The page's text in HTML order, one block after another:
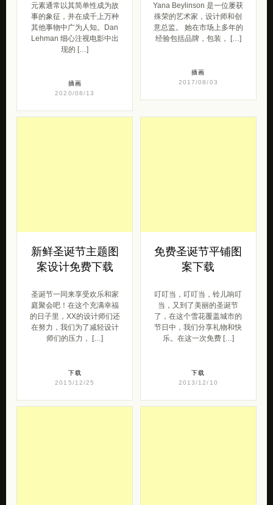
元素通常以其简单性成为故
事的象征，并在成千上万种
其他事物中广为人知。Dan
Lehman 细心注视电影中出
现的 […]
插画
2020/08/13
Yana Beylinson 是一位屡获
殊荣的艺术家，设计师和创
意总监。 她在市场上多年的
经验包括品牌，包装， […]
插画
2017/08/03
新鲜圣诞节主题图
案设计免费下载
圣诞节一同来享受欢乐和家
庭聚会吧！在这个充满幸福
的日子里，XX的设计师们还
在努力，我们为了减轻设计
师们的压力， […]
下载
2015/12/25
免费圣诞节平铺图
案下载
叮叮当，叮叮当，铃儿响叮
当，又到了美丽的圣诞节
了，在这个雪花覆盖城市的
节日中，我们分享礼物和快
乐。在这一次免费 […]
下载
2013/12/10